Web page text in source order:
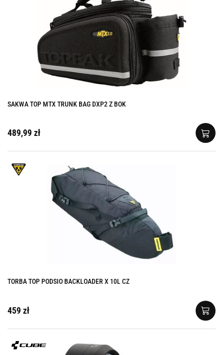
SAKWA TOP MTX TRUNK BAG DXP2 Z BOK
489,99 zł
TORBA TOP PODSIO BACKLOADER X 10L CZ
459 zł